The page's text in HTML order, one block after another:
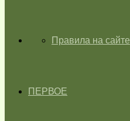
ГЛАВНАЯПравила на сайте
ПЕРВОЕ